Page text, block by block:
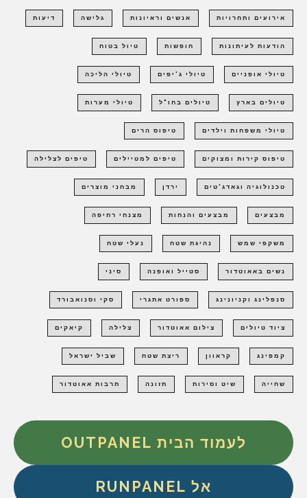
אירועים ותחרויות אנשים וראיונות גלישה דיעות
הודעות לעיתונות חופשות טיול בטוח
טיולי אופניים טיולי ג'יפים טיולי הליכה
טיולים בארץ טיולים בחו"ל טיולי מערות
טיולי משפחות וילדים טיפוס הרים
טיפוס קירות ומצוקים טיפים למטיילים טיפים לצלילה
טכנולוגיה וגאדג'טים ירדן מבחני מוצרים
מבצעים מבצעים והנחות מצנחי רחיפה
משקפי שמש נהיגת שטח נעלי שטח
נשים באאוטדור סטייל ואופנה סיני
סנפלינג וקניונינג ספורט אתגרי סקי וסנואבורד
ציוד טיולים צילום אאוטדור צלילה קיאקים
קמפינג קראוון ריצת שטח שביל ישראל
שחייה שיט וסירות תזונה תרבות אאוטדור
לעמוד הבית OUTPANEL
אל RUNPANEL